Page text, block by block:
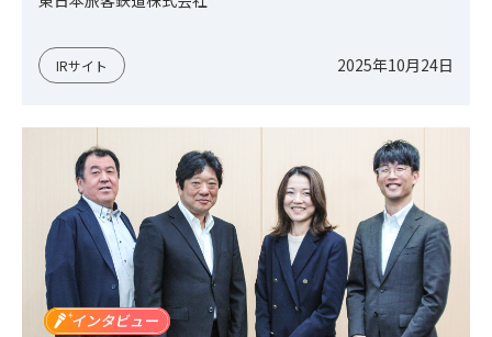
IRサイト 2025年10月24日